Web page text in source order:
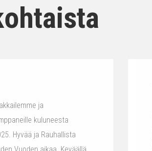
ja
kuluneesta
Hyvää ja Rauhallista